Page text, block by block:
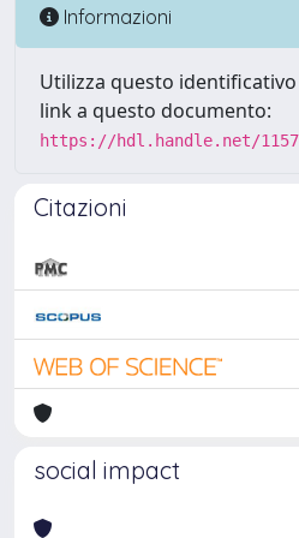
Informazioni
Utilizza questo
link a questo documento:
https://hdl.handle.net/
Citazioni
social impact